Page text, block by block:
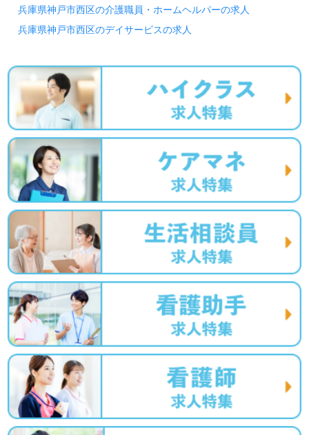
兵庫県神戸市西区の介護職員・ホームヘルパーの求人
兵庫県神戸市西区のデイサービスの求人